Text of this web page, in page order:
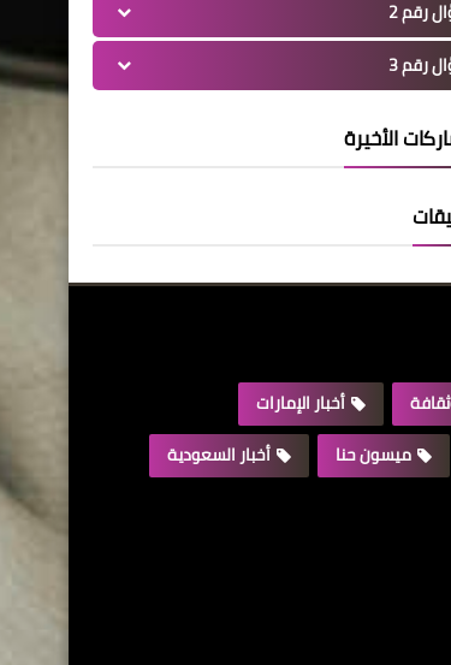
رقم 2
رقم 3
الأخيرة
أخبار الإمارات
ميسون حنا
أخبار السعودية